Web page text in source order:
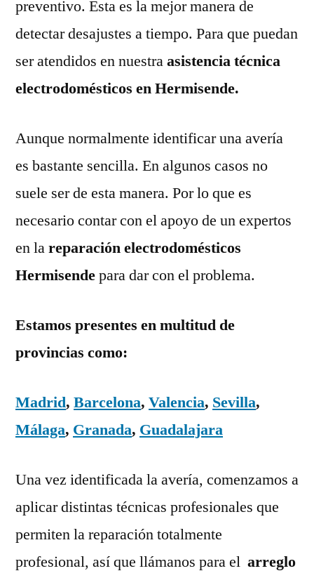
preventivo. Esta es la mejor manera de
detectar desajustes a tiempo. Para que puedan
ser atendidos en nuestraasistencia técnica
electrodomésticos en Hermisende.
Aunque normalmente identificar una avería
es bastante sencilla. En algunos casos no
suele ser de esta manera. Por lo que es
necesario contar con el apoyo de un expertos
en lareparación electrodomésticos
Hermisendepara dar con el problema.
Estamos presentes en multitud de
provincias como:
Madrid, Barcelona, Valencia, Sevilla,
Málaga, Granada, Guadalajara
Una vez identificada la avería, comenzamos a
aplicar distintas técnicas profesionales que
permiten la reparación totalmente
profesional, así que llámanos para el arreglo